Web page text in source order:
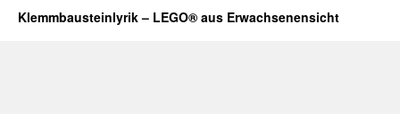
Klemmbausteinlyrik – LEGO® aus Erwachsenensicht